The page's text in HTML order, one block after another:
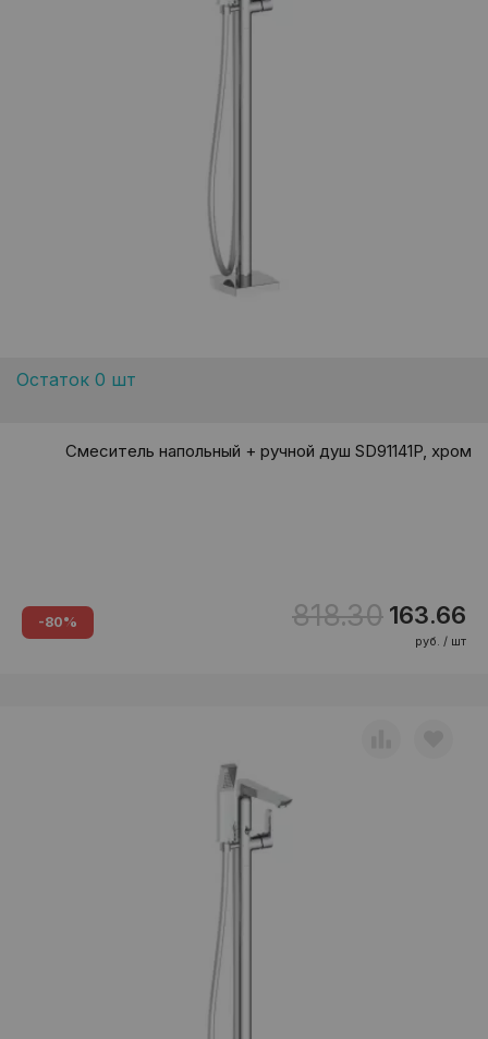
Остаток 0 шт
Смеситель напольный + ручной душ SD91141P, хром
-80% 818.30 163.66
руб. / шт